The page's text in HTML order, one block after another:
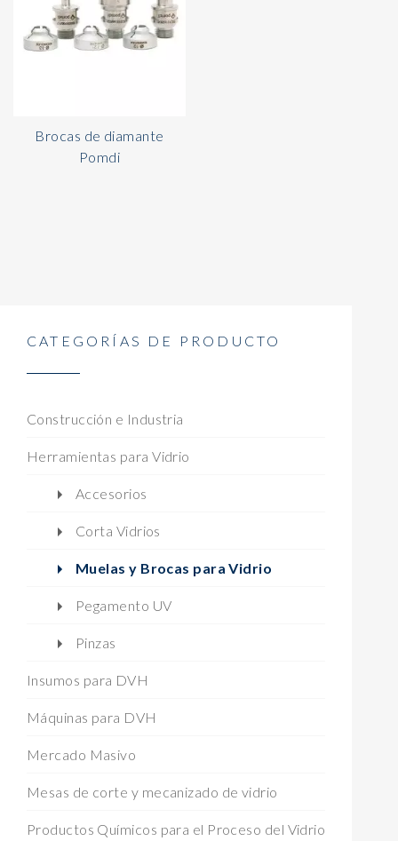
Brocas de diamante
Pomdi
CATEGORÍAS DE PRODUCTO
Construcción e Industria
Herramientas para Vidrio
Accesorios
Corta Vidrios
Muelas y Brocas para Vidrio
Pegamento UV
Pinzas
Insumos para DVH
Máquinas para DVH
Mercado Masivo
Mesas de corte y mecanizado de vidrio
Productos Químicos para el Proceso del Vidrio